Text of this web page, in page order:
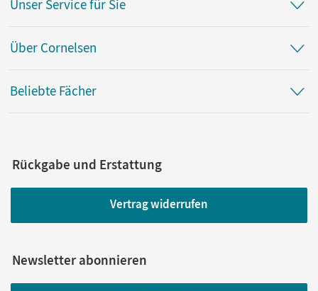
Unser Service für Sie
Über Cornelsen
Beliebte Fächer
Rückgabe und Erstattung
Vertrag widerrufen
Newsletter abonnieren